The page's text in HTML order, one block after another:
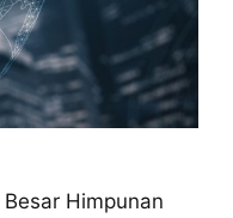
Himpunan